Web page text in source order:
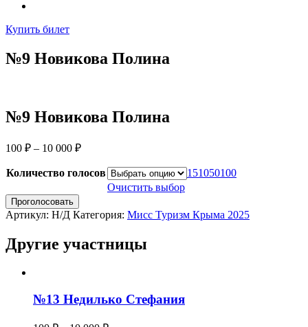
Купить билет
№9 Новикова Полина
№9 Новикова Полина
100 ₽ – 10 000 ₽Диапазон
100 ₽
000 ₽
Количество голосов 1 51050100
Очистить выбор
Количество
позиции
№9
Новикова
Полина
Проголосовать
Артикул: Н/Д Категория: Мисс Туризм Крыма 2025
Другие участницы
№13 Недилько Стефания